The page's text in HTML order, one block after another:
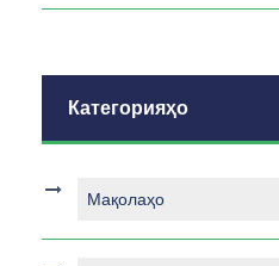
Категорияҳо
Мақолаҳо